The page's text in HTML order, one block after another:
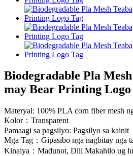
Biodegradable Pla
may Bear Printing Logo
Materyal: 100% PLA corn fiber mesh
Kolor：Transparent
Pamaagi sa pagsilyo: Pagsilyo sa kainit
Mga Tag：Gipasibo nga nagbitay nga
Kinaiya：Madunot, Dili Makahilo ug